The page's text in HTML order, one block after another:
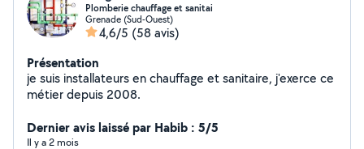
Plomberie chauffage et sanitai
Grenade (Sud-Ouest)
4,6/5 (58 avis)
Présentation
je suis installateurs en chauffage et sanitaire, j'exerce ce
métier depuis 2008.
Dernier avis laissé par Habib : 5/5
Il y a 2 mois